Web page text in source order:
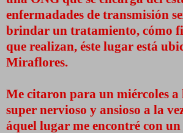
enfermadades de transmisión
brindar un tratamiento, cómo
que realizan, éste lugar está
Miraflores.
Me citaron para un miércoles a
super nervioso y ansioso a la
áquel lugar me encontré con